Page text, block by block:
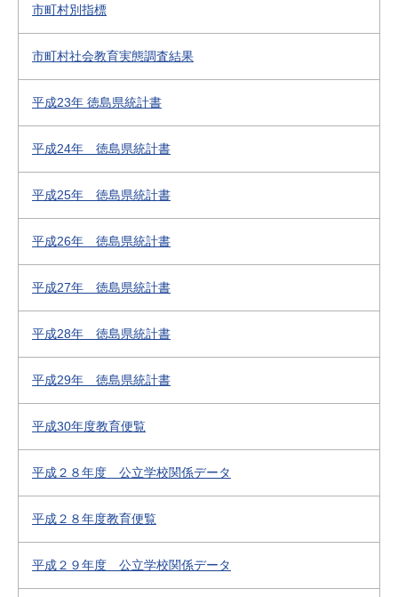
市町村別指標
市町村社会教育実態調査結果
平成23年 徳島県統計書
平成24年 徳島県統計書
平成25年 徳島県統計書
平成26年 徳島県統計書
平成27年 徳島県統計書
平成28年 徳島県統計書
平成29年 徳島県統計書
平成30年度教育便覧
平成２８年度 公立学校関係データ
平成２８年度教育便覧
平成２９年度 公立学校関係データ